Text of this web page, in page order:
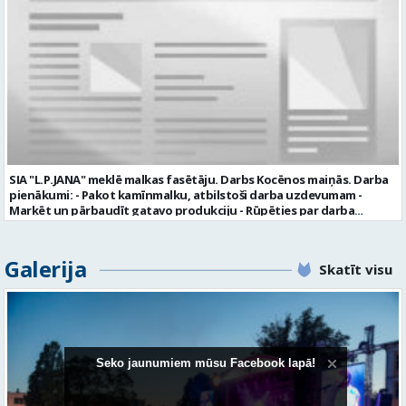
garantijas veselības apdrošināšanas iespējas dinamisku un
profesionālu darba vidi apmācību pirms darba pienākumu
uzsākšanas CV ar norādi vakancei „dispečers Valmierā” iesniegt līdz
2026. gada 21. augustam (ieskaitot): sūtot elektroniski uz info@vtu-
valmiera.lv personīgi SIA „VTU Valmiera”, Reģ.nr. 40003004220,
„Brandeļi”, Brandeļi, Kocēnu pagasts, Valmieras novads, personāla
daļā darba dienās no plkst. 13:00 līdz 16:00. 2 nedēļu laikā pēc
konkursa termiņa beigām sazināsimies ar pretendentiem, kuri tiks
aicināti uz tikšanos klātienē. Informācijai: 29231565 * Iesniegtos
personas datus SIA “VTU VALMIERA” izmantos, lai konkursa kārtībā
noteiktu vakancei atbilstošāko kandidātu. Ja kandidāts vēlas, lai
viņa personas dati tiktu saglabāti SIA “VTU VALMIERA” iekšējā datu
bāzē ar mērķi tos apstrādāt citos SIA “VTU VALMIERA” personāla
atlases konkursos, tad pieteikumā vakancei lūdzam kandidātam
Valmiera, Valmieras nov. Darba laika veids: Summētais darba laiks
Darba veids: Darbinieka amats uz nenoteiktu laiku Slodze: Viena
vesela slodze Darbības joma: Pakalpojumi Pieteikto vietu skaits: 1
Līgums: Darbinieka amats uz nenoteiktu laiku Aktuāla līdz: 2026-08-
21 Kontaktpersona: CV ar norādi vakancei lūdzu sūtīt uz e-pastu
info@vtu-valmiera.lv vai iesniegt personīgi Izglītības līmenis:
Vispārējā vidējā izglītība
SIA "L.P.JANA" meklē malkas fasētāju. Darbs Kocēnos maiņās. Darba
pienākumi: - Pakot kamīnmalku, atbilstoši darba uzdevumam -
Marķēt un pārbaudīt gatavo produkciju - Rūpēties par darba
kvalitāti un kārtību darba vietā Prasības kandidātiem: - Laba fiziskā
padarītā) - Vienmēr laikā izmaksātu algu - Profesionālus un
atbalstošus kolēģus Lūgums CV sūtīt uz e- pastu:
SAIŅOŠANAS OPERATORS Algas izmaksas veids: Laika darba alga
Darba vietas adrese: LATVIJA, Gravas iela 2, Kocēni, Kocēnu pag.,
Valmieras nov. Slodze: Viena vesela slodze Darbības joma: Ražošana
Pieteikto vietu skaits: 2 Aktuāla līdz: 2027-09-07 Darba sākšanas
datums: 2026-08-17 Kontaktpersona: Davids Pavlovs
Galerija Skatīt visu
Seko jaunumiem mūsu Facebook lapā!